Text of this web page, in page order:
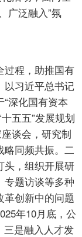
广泛融入”氛
过程，助推国有
以习近平总书记
深化国有资本
五五”发展规划
谈会，研究制
略同频共振。二
头，组织开展研
专题访谈等多种
革创新中的问题
年10月底，公
三是融入人才发